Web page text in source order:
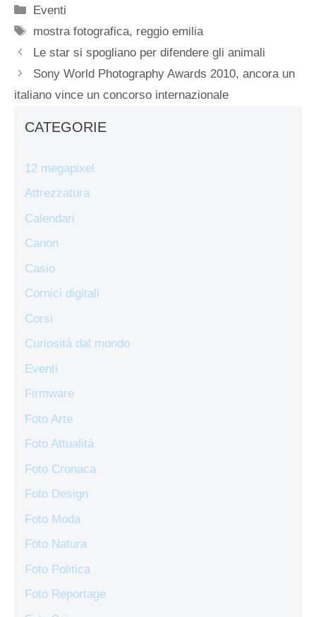
Categorie
Eventi
Tag
mostra fotografica, reggio emilia
Le star si spogliano per difendere gli animali
Sony World Photography Awards 2010, ancora un
italiano vince un concorso internazionale
CATEGORIE
12 megapixel
Attrezzatura
Calendari
Canon
Casio
Cornici digitali
Corsi
Curiosità dal mondo
Eventi
Firmware
Foto Arte
Foto Attualità
Foto Cronaca
Foto Design
Foto Moda
Foto Natura
Foto Politica
Foto Reportage